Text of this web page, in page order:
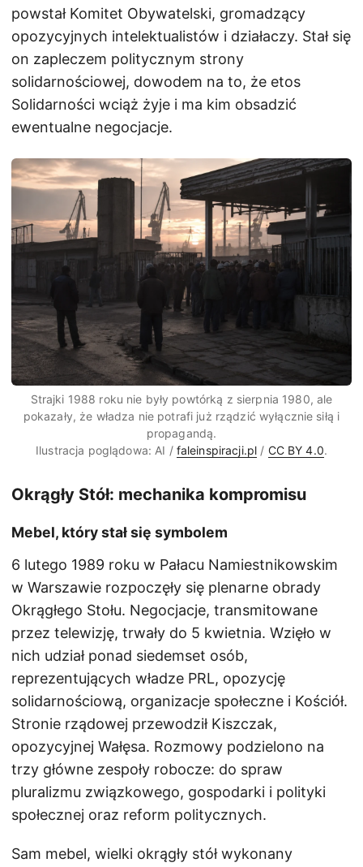
powstał Komitet Obywatelski, gromadzący
opozycyjnych intelektualistów i działaczy. Stał się
on zapleczem politycznym strony
solidarnościowej, dowodem na to, że etos
Solidarności wciąż żyje i ma kim obsadzić
ewentualne negocjacje.
Strajki 1988 roku nie były powtórką z sierpnia 1980, ale
pokazały, że władza nie potrafi już rządzić wyłącznie siłą i
propagandą.
Ilustracja poglądowa: AI / faleinspiracji.pl / CC BY 4.0.
Okrągły Stół: mechanika kompromisu
Mebel, który stał się symbolem
6 lutego 1989 roku w Pałacu Namiestnikowskim
w Warszawie rozpoczęły się plenarne obrady
Okrągłego Stołu. Negocjacje, transmitowane
przez telewizję, trwały do 5 kwietnia. Wzięło w
nich udział ponad siedemset osób,
reprezentujących władze PRL, opozycję
solidarnościową, organizacje społeczne i Kościół.
Stronie rządowej przewodził Kiszczak,
opozycyjnej Wałęsa. Rozmowy podzielono na
trzy główne zespoły robocze: do spraw
pluralizmu związkowego, gospodarki i polityki
społecznej oraz reform politycznych.
Sam mebel, wielki okrągły stół wykonany